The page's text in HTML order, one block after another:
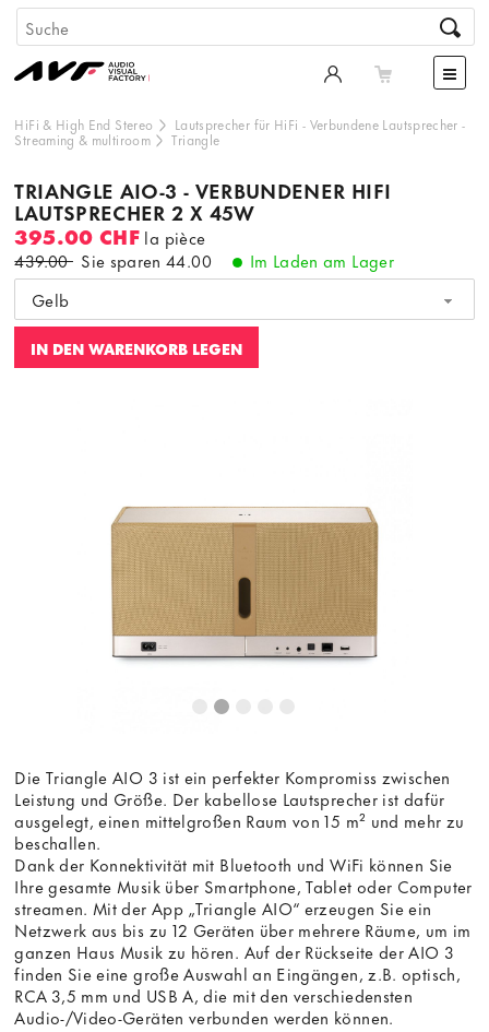
HiFi & High End Stereo Lautsprecher für HiFi - Verbundene Lautsprecher -
Streaming & multiroom Triangle
TRIANGLE AIO-3 - VERBUNDENER HIFI
LAUTSPRECHER 2 X 45W
395.00 CHF la pièce
439.00 Sie sparen44.00
Im Laden am Lager
Gelb
IN DEN WARENKORB LEGEN
Bedingungenvon youtube.com.
Video laden Frag nicht mehr
Die Triangle AIO 3 ist ein perfekter Kompromiss zwischen
Leistung und Größe. Der kabellose Lautsprecher ist dafür
ausgelegt, einen mittelgroßen Raum von 15 m² und mehr zu
beschallen.
Dank der Konnektivität mit Bluetooth und WiFi können Sie
Ihre gesamte Musik über Smartphone, Tablet oder Computer
streamen. Mit der App „Triangle AIO“ erzeugen Sie ein
Netzwerk aus bis zu 12 Geräten über mehrere Räume, um im
ganzen Haus Musik zu hören. Auf der Rückseite der AIO 3
finden Sie eine große Auswahl an Eingängen, z.B. optisch,
RCA 3,5 mm und USB A, die mit den verschiedensten
Audio-/Video-Geräten verbunden werden können.